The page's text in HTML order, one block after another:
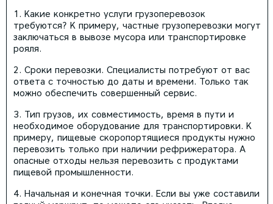
Какие конкретно услуги грузоперевозок
требуются? К примеру, частные грузоперевозки могут
заключаться в вывозе мусора или транспортировке
рояля.
Сроки перевозки. Специалисты потребуют от вас
ответа с точностью до даты и времени. Только так
можно обеспечить совершенный сервис.
Тип грузов, их совместимость, время в пути и
необходимое оборудование для транспортировки. К
примеру, пищевые скоропортящиеся продукты нужно
перевозить только при наличии рефрижератора. А
опасные отходы нельзя перевозить с продуктами
пищевой промышленности.
Начальная и конечная точки. Если вы уже составили